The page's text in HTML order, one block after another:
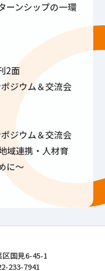
ーンシップの一環
2面
ジウム＆交流会
ジウム＆交流会
域連携・人材育
に～
国見6-45-1
233-7941